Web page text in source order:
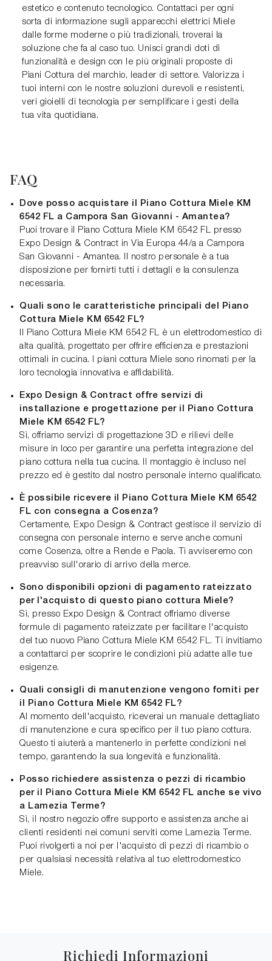
estetico e contenuto tecnologico. Contattaci per ogni
sorta di informazione sugli apparecchi elettrici Miele
dalle forme moderne o più tradizionali, troverai la
soluzione che fa al caso tuo. Unisci grandi doti di
funzionalità e design con le più originali proposte di
Piani Cottura del marchio, leader di settore. Valorizza i
tuoi interni con le nostre soluzioni durevoli e resistenti,
veri gioielli di tecnologia per semplificare i gesti della
tua vita quotidiana.
FAQ
Dove posso acquistare il Piano Cottura Miele KM
6542 FL a Campora San Giovanni - Amantea?
Puoi trovare il Piano Cottura Miele KM 6542 FL presso
Expo Design & Contract in Via Europa 44/a a Campora
San Giovanni - Amantea. Il nostro personale è a tua
disposizione per fornirti tutti i dettagli e la consulenza
necessaria.
Quali sono le caratteristiche principali del Piano
Cottura Miele KM 6542 FL?
Il Piano Cottura Miele KM 6542 FL è un elettrodomestico di
alta qualità, progettato per offrire efficienza e prestazioni
ottimali in cucina. I piani cottura Miele sono rinomati per la
loro tecnologia innovativa e affidabilità.
Expo Design & Contract offre servizi di
installazione e progettazione per il Piano Cottura
Miele KM 6542 FL?
Sì, offriamo servizi di progettazione 3D e rilievi delle
misure in loco per garantire una perfetta integrazione del
piano cottura nella tua cucina. Il montaggio è incluso nel
prezzo ed è gestito dal nostro personale interno qualificato.
È possibile ricevere il Piano Cottura Miele KM 6542
FL con consegna a Cosenza?
Certamente, Expo Design & Contract gestisce il servizio di
consegna con personale interno e serve anche comuni
come Cosenza, oltre a Rende e Paola. Ti avviseremo con
preavviso sull'orario di arrivo della merce.
Sono disponibili opzioni di pagamento rateizzato
per l'acquisto di questo piano cottura Miele?
Sì, presso Expo Design & Contract offriamo diverse
formule di pagamento rateizzate per facilitare l'acquisto
del tuo nuovo Piano Cottura Miele KM 6542 FL. Ti invitiamo
a contattarci per scoprire le condizioni più adatte alle tue
esigenze.
Quali consigli di manutenzione vengono forniti per
il Piano Cottura Miele KM 6542 FL?
Al momento dell'acquisto, riceverai un manuale dettagliato
di manutenzione e cura specifico per il tuo piano cottura.
Questo ti aiuterà a mantenerlo in perfette condizioni nel
tempo, garantendo la sua longevità e funzionalità.
Posso richiedere assistenza o pezzi di ricambio
per il Piano Cottura Miele KM 6542 FL anche se vivo
a Lamezia Terme?
Sì, il nostro negozio offre supporto e assistenza anche ai
clienti residenti nei comuni serviti come Lamezia Terme.
Puoi rivolgerti a noi per l'acquisto di pezzi di ricambio o
per qualsiasi necessità relativa al tuo elettrodomestico
Miele.
Richiedi Informazioni